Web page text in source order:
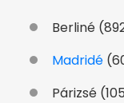
Berliné
Madridé
Párizsé